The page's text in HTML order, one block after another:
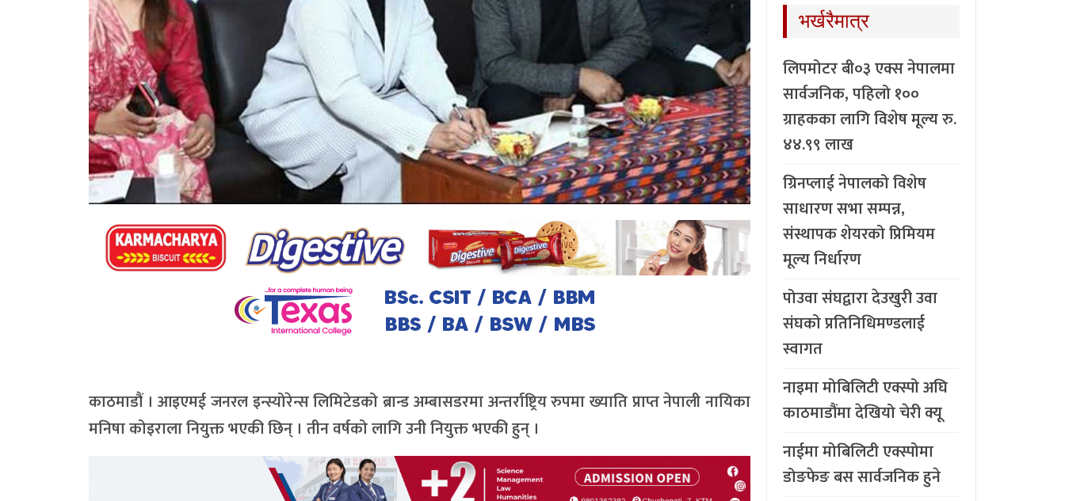
काठमाडौं । आइएमई जनरल इन्स्योरेन्स लिमिटेडको ब्रान्ड अम्बासडरमा अन्तर्राष्ट्रिय रुपमा ख्याति प्राप्त नेपाली नायिका
मनिषा कोइराला नियुक्त भएकी छिन् । तीन वर्षको लागि उनी नियुक्त भएकी हुन् ।
भर्खरैमात्र
लिपमोटर बी०३ एक्स नेपालमा
सार्वजनिक, पहिलो १००
ग्राहकका लागि विशेष मूल्य रु.
४४.९९ लाख
ग्रिनप्लाई नेपालको विशेष
साधारण सभा सम्पन्न,
संस्थापक शेयरको प्रिमियम
मूल्य निर्धारण
पोउवा संघद्वारा देउखुरी उवा
संघको प्रतिनिधिमण्डलाई
स्वागत
नाइमा मोबिलिटी एक्स्पो अघि
काठमाडौंमा देखियो चेरी क्यू
नाईमा मोबिलिटी एक्स्पोमा
डोङफेङ बस सार्वजनिक हुने